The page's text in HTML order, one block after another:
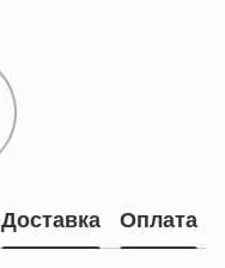
Доставка Оплата